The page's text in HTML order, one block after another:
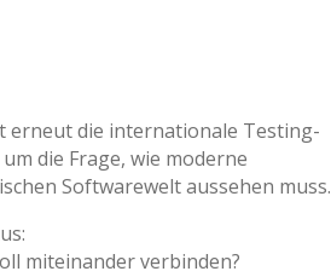
erneut die internationale Testing-
die Frage, wie moderne
Softwarewelt aussehen muss.
miteinander verbinden?